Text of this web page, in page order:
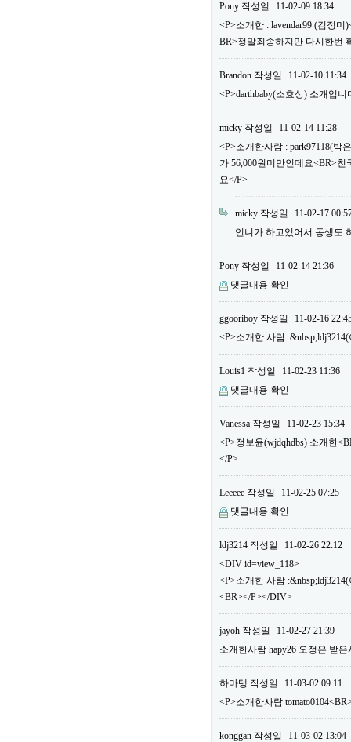
Pony 작성일
11-02-09 18:34
<P>소개한 : lavendar99 (김정
BR>정말죄송하지만 다시한번
Brandon 작성일
11-02-10 11:34
<P>darthbaby(소효상) 소개입니
micky 작성일
11-02-14 11:28
<P>소개한사람 : park97118(박
가 56,000원미만인데요<BR>
요</P>
micky 작성일
11-02-17
언니가 하고있어서 동생도
Pony 작성일
11-02-14 21:36
댓글내용 확인
ggooriboy 작성일
11-02-16
<P>소개한 사람
Louis1 작성일
11-02-23 11:36
댓글내용 확인
Vanessa 작성일
11-02-23 15:34
<P>정보윤(wjdqhdbs) 소개한
</P>
Leeeee 작성일
11-02-25 07:25
댓글내용 확인
ldj3214 작성일
11-02-26 22:12
<DIV id=view_118>
<P>소개한 사람
<BR></P></DIV>
jayoh 작성일
11-02-27 21:39
소개한사람 hapy26 오정은 받
하마탱 작성일
11-03-02 09:11
<P>소개한사람
konggan 작성일
11-03-02 13:04